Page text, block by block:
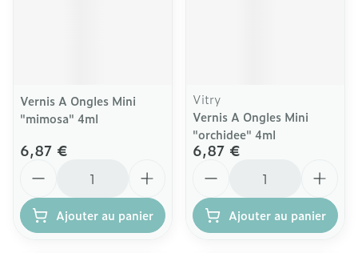
Vernis A Ongles Mini
"mimosa" 4ml
6,87 €
Ajouter au panier
Vitry
Vernis A Ongles Mini
"orchidee" 4ml
6,87 €
Ajouter au panier